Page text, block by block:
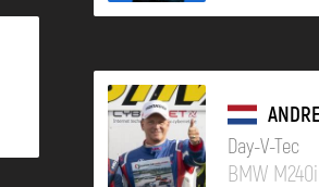
Day-V-Tec
BMW